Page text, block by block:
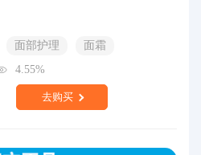
面部护理
面霜
4.55%
去购买